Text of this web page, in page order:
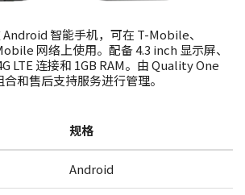
智能手机，可在 T-Mobile、
网络上使用。配备 4.3 inch 显示屏、
LTE 连接和 1GB RAM。由 Quality One
和售后支持服务进行管理。
规格
Android